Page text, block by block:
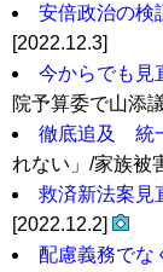
安倍政治の検
[2022.12.3]
今からでも見
院予算委で山添
徹底追及 統
れない」/家族被
救済新法案見
[2022.12.2]
配慮義務でな